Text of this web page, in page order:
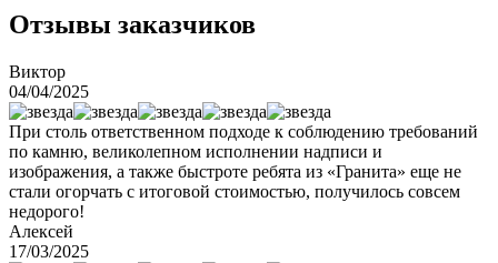
Отзывы заказчиков
Виктор
04/04/2025
При столь ответственном подходе к соблюдению требований
по камню, великолепном исполнении надписи и
изображения, а также быстроте ребята из «Гранита» еще не
стали огорчать с итоговой стоимостью, получилось совсем
недорого!
Алексей
17/03/2025